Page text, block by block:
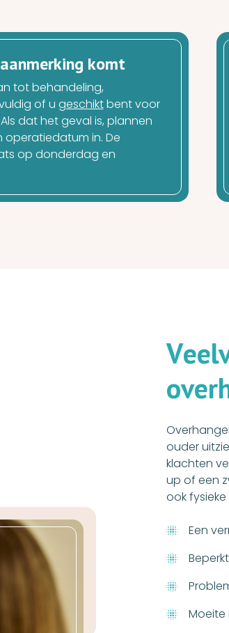
komt
tot behandeling,
of u geschiktbent voor
dat het geval is, plannen
operatiedatum in. De
op donderdag en
Veel
over
ouder
klachten
up of een
ook
Een
Moeite